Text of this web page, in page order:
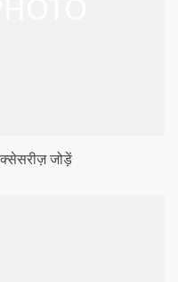
जोड़ें